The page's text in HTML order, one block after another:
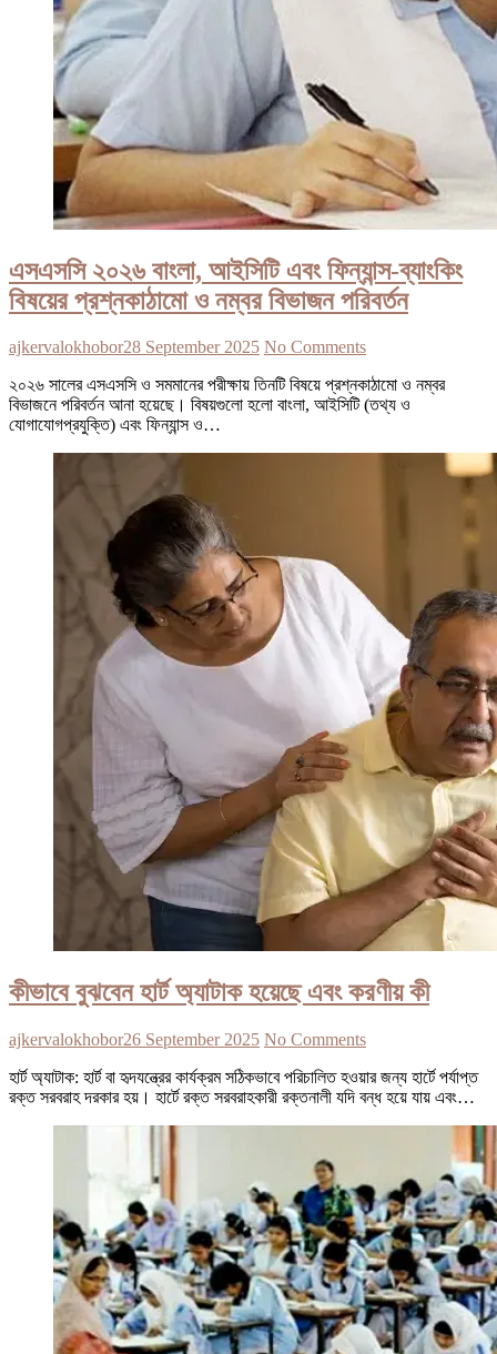
এসএসসি ২০২৬ বাংলা, আইসিটি এবং ফিন্যান্স-ব্যাংকিং
বিষয়ের প্রশ্নকাঠামো ও নম্বর বিভাজন পরিবর্তন
ajkervalokhobor28 September 2025 No Comments
২০২৬ সালের এসএসসি ও সমমানের পরীক্ষায় তিনটি বিষয়ে প্রশ্নকাঠামো ও নম্বর
বিভাজনে পরিবর্তন আনা হয়েছে। বিষয়গুলো হলো বাংলা, আইসিটি (তথ্য ও
যোগাযোগপ্রযুক্তি) এবং ফিন্যান্স ও…
কীভাবে বুঝবেন হার্ট অ্যাটাক হয়েছে এবং করণীয় কী
ajkervalokhobor26 September 2025 No Comments
হার্ট অ্যাটাক: হার্ট বা হৃদযন্ত্রের কার্যক্রম সঠিকভাবে পরিচালিত হওয়ার জন্য হার্টে পর্যাপ্ত
রক্ত সরবরাহ দরকার হয়। হার্টে রক্ত সরবরাহকারী রক্তনালী যদি বন্ধ হয়ে যায় এবং…